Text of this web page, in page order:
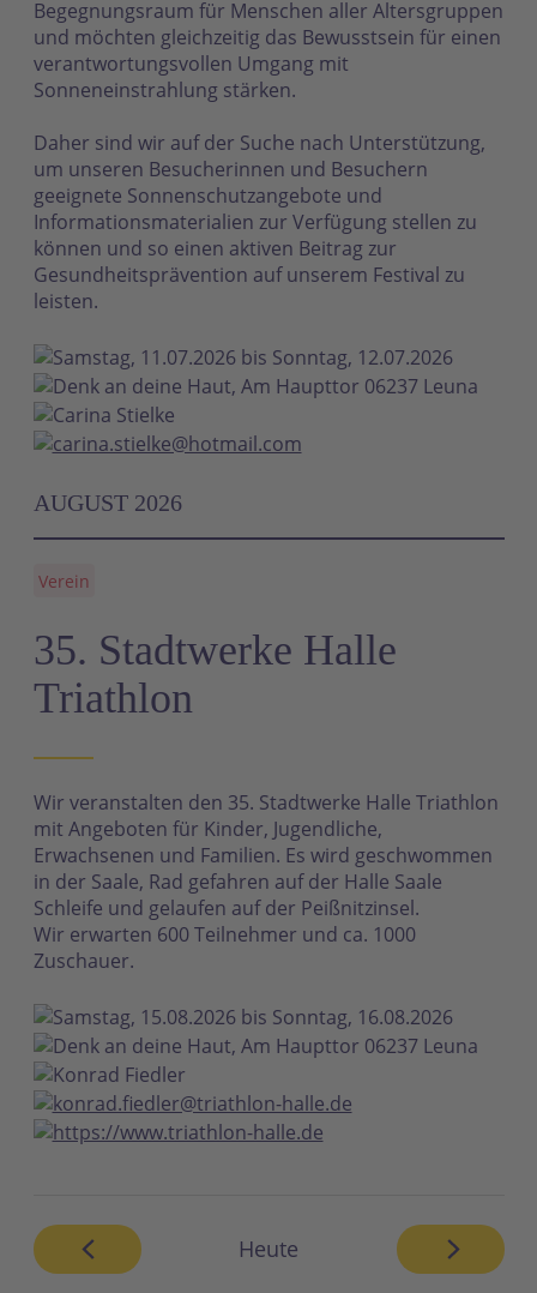
Begegnungsraum für Menschen aller Altersgruppen
und möchten gleichzeitig das Bewusstsein für einen
verantwortungsvollen Umgang mit
Sonneneinstrahlung stärken.
Daher sind wir auf der Suche nach Unterstützung,
um unseren Besucherinnen und Besuchern
geeignete Sonnenschutzangebote und
Informationsmaterialien zur Verfügung stellen zu
können und so einen aktiven Beitrag zur
Gesundheitsprävention auf unserem Festival zu
leisten.
Samstag, 11.07.2026 bis Sonntag, 12.07.2026
Denk an deine Haut, Am Haupttor 06237 Leuna
Carina Stielke
carina.stielke@hotmail.com
AUGUST 2026
Verein
35. Stadtwerke Halle
Triathlon
Wir veranstalten den 35. Stadtwerke Halle Triathlon
mit Angeboten für Kinder, Jugendliche,
Erwachsenen und Familien. Es wird geschwommen
in der Saale, Rad gefahren auf der Halle Saale
Schleife und gelaufen auf der Peißnitzinsel.
Wir erwarten 600 Teilnehmer und ca. 1000
Zuschauer.
Samstag, 15.08.2026 bis Sonntag, 16.08.2026
Denk an deine Haut, Am Haupttor 06237 Leuna
Konrad Fiedler
konrad.fiedler@triathlon-halle.de
https://www.triathlon-halle.de
Heute